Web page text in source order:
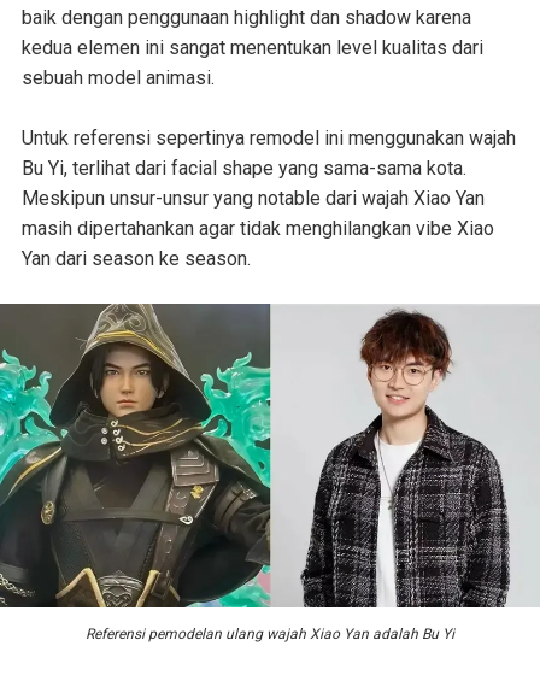
baik dengan penggunaan highlight dan shadow karena
kedua elemen ini sangat menentukan level kualitas dari
sebuah model animasi.
Untuk referensi sepertinya remodel ini menggunakan wajah
Bu Yi, terlihat dari facial shape yang sama-sama kota.
Meskipun unsur-unsur yang notable dari wajah Xiao Yan
masih dipertahankan agar tidak menghilangkan vibe Xiao
Yan dari season ke season.
Referensi pemodelan ulang wajah Xiao Yan adalah Bu Yi